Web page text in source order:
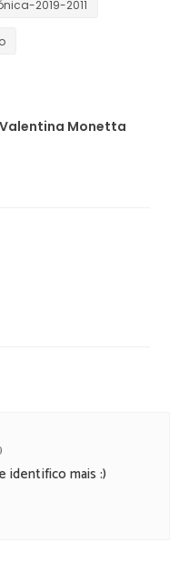
2019-2011
Valentina Monetta
identifico mais :)